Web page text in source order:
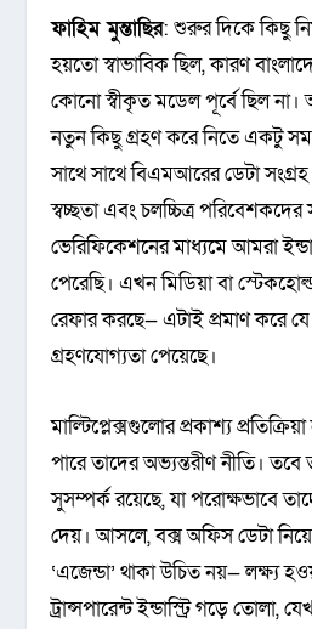
ফাহিম মুন্তাছির: শুরুর দিকে কিছু
হয়তো স্বাভাবিক ছিল, কারণ
কোনো স্বীকৃত মডেল পূর্বে ছিল
নতুন কিছু গ্রহণ করে নিতে একটু
সাথে সাথে বিএমআরের ডেটা সংগ্রহ
স্বচ্ছতা এবং চলচ্চিত্র পরিবেশকদের
ভেরিফিকেশনের মাধ্যমে আমরা
পেরেছি। এখন মিডিয়া বা
রেফার করছে— এটাই প্রমাণ করে
গ্রহণযোগ্যতা পেয়েছে।
মাল্টিপ্লেক্সগুলোর প্রকাশ্য
পারে তাদের অভ্যন্তরীণ নীতি।
সুসম্পর্ক রয়েছে, যা পরোক্ষভাবে
দেয়। আসলে, বক্স অফিস ডেটা
‘এজেন্ডা’ থাকা উচিত নয়— লক্ষ্য
ট্রান্সপারেন্ট ইন্ডাস্ট্রি গড়ে তোলা,